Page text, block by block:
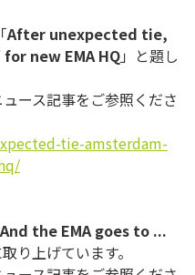
After unexpected tie,
new EMA HQ」と題し
ース記事をご参照くださ
tie-amsterdam-
And the EMA goes to ...
り上げています。